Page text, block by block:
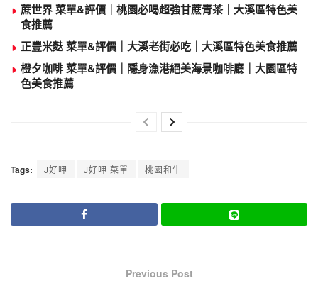
蔗世界 菜單&評價｜桃園必喝超強甘蔗青茶｜大溪區特色美
食推薦
正豐米麩 菜單&評價｜大溪老街必吃｜大溪區特色美食推薦
橙夕咖啡 菜單&評價｜隱身漁港絕美海景咖啡廳｜大園區特
色美食推薦
Tags: J好呷 J好呷 菜單 桃園和牛
Previous Post